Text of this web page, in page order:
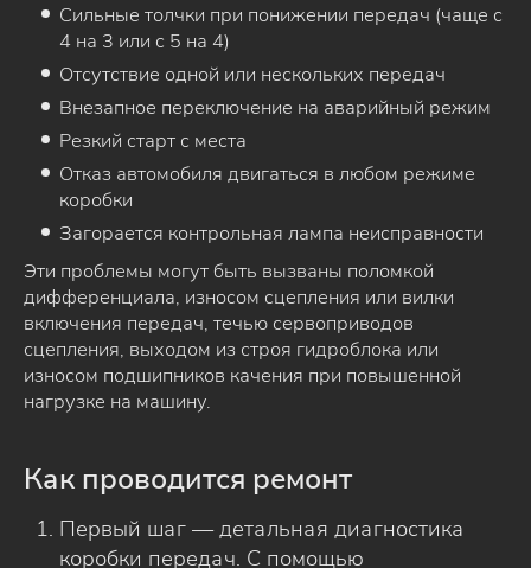
Сильные толчки при понижении передач (чаще с
4 на 3 или с 5 на 4)
Отсутствие одной или нескольких передач
Внезапное переключение на аварийный режим
Резкий старт с места
Отказ автомобиля двигаться в любом режиме
коробки
Загорается контрольная лампа неисправности
Эти проблемы могут быть вызваны поломкой
дифференциала, износом сцепления или вилки
включения передач, течью сервоприводов
сцепления, выходом из строя гидроблока или
износом подшипников качения при повышенной
нагрузке на машину.
Как проводится ремонт
Первый шаг — детальная диагностика
коробки передач. С помощью